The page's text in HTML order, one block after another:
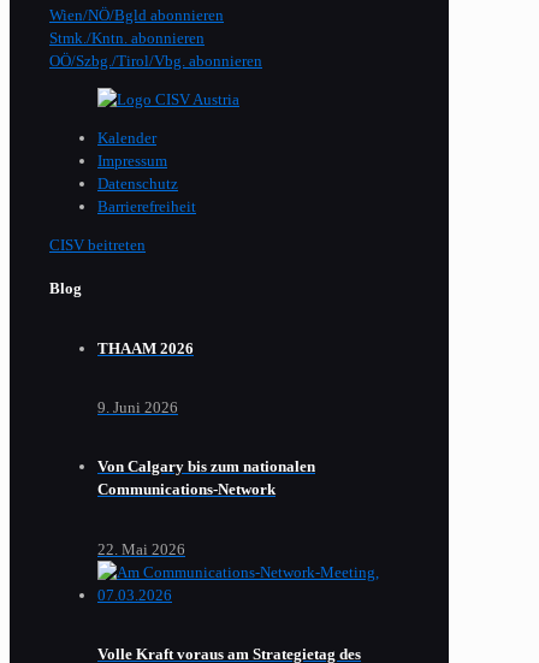
Wien/NÖ/Bgld abonnieren
Stmk./Kntn. abonnieren
OÖ/Szbg./Tirol/Vbg. abonnieren
Kalender
Impressum
Datenschutz
Barrierefreiheit
CISV beitreten
Blog
THAAM 2026
9. Juni 2026
Von Calgary bis zum nationalen
Communications-Network
22. Mai 2026
Volle Kraft voraus am Strategietag des